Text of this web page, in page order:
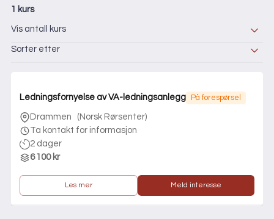
1 kurs
Vis antall kurs
Sorter etter
Ledningsfornyelse av VA-ledningsanlegg På forespørsel
Drammen ( Norsk Rørsenter)
Ta kontakt for informasjon
2 dager
6 100 kr
Les mer Meld interesse